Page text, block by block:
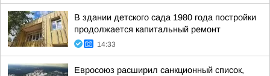
В здании детского сада 1980 года постройки
продолжается капитальный ремонт
14:33
Евросоюз расширил санкционный список,